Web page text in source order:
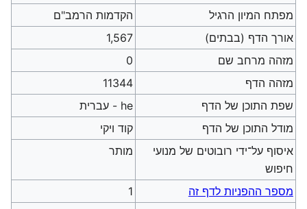
מפתח המיון הרגיל
הקדמות הרמב"ם
אורך הדף (בבתים)
1,567
מזהה מרחב שם
0
מזהה הדף
11344
שפת התוכן של הדף
he - עברית
מודל התוכן של הדף
קוד ויקי
איסוף על־ידי רובוטים של מנועי
חיפוש
מותר
מספר ההפניות לדף זה
1